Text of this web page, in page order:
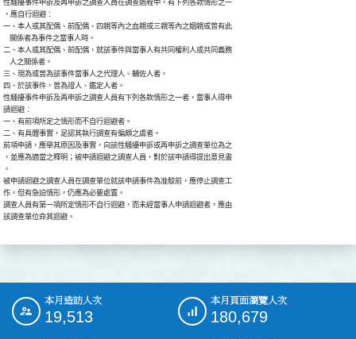
性騷擾事件申訴及再申訴之調查人員在調查過程中，有下列各款情形之一
，應自行迴避︰
一、本人或其配偶、前配偶、四親等內之血親或三親等內之姻親或曾有此
    關係者為事件之當事人時。
二、本人或其配偶、前配偶，就該事件與當事人有共同權利人或共同義務
    人之關係者。
三、現為或曾為該事件當事人之代理人、輔佐人者。
四、於該事件，曾為證人、鑑定人者。
性騷擾事件申訴及再申訴之調查人員有下列各款情形之一者，當事人得申
請迴避︰
一、有前項所定之情形而不自行迴避者。
二、有具體事實，足認其執行調查有偏頗之虞者。
前項申請，應舉其原因及事實，向該性騷擾申訴或再申訴之調查單位為之
，並應為適當之釋明；被申請迴避之調查人員，對於該申請得提出意見書
。
被申請迴避之調查人員在調查單位就該申請事件為准駁前，應停止調查工
作。但有急迫情形，仍應為必要處置。
調查人員有第一項所定情形不自行迴避，而未經當事人申請迴避者，應由
該調查單位命其迴避。
::: 本月造訪人次
19,513
本月頁面瀏覽人次
180,679